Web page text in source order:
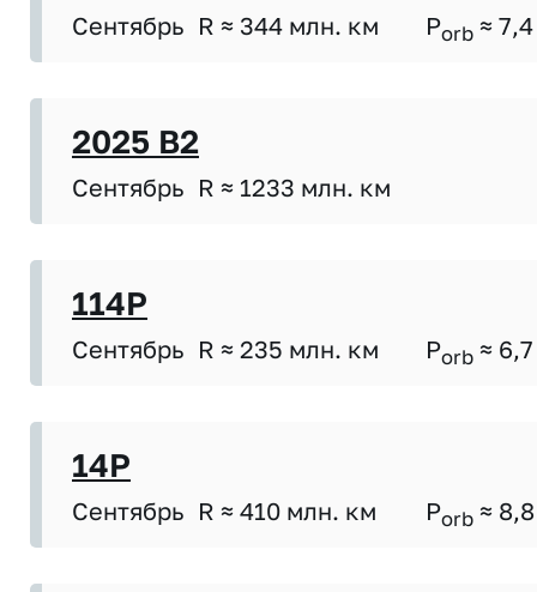
Сентябрь R ≈ 344 млн. км Porb ≈ 7,4
2025 B2
Сентябрь R ≈ 1233 млн. км
114P
Сентябрь R ≈ 235 млн. км Porb ≈ 6,7
14P
Сентябрь R ≈ 410 млн. км Porb ≈ 8,8